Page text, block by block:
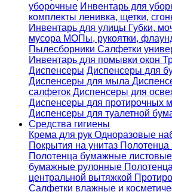
уборочные Инвентарь для
комплекты ленивка, щетки,
Инвентарь для улицы Губки,
мусора МОПы, рукоятки,
Пылесборники Салфетки
Инвентарь для помывки окон
Диспенсеры Диспенсеры для
Диспенсеры для мыла
салфеток Диспенсеры для
Диспенсеры для протирочных
Диспенсеры для туалетной
Средства гигиены
Крема для рук Одноразовые
Покрытия на унитаз
Полотенца бумажные листовые
бумажные рулонные
центральной вытяжкой
Салфетки влажные и